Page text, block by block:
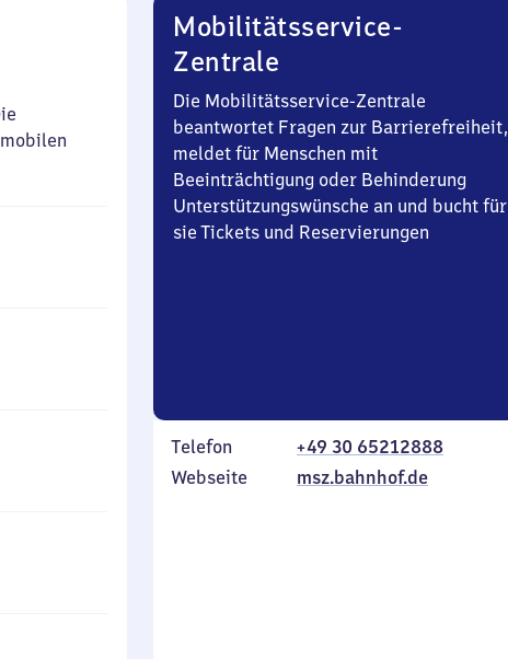
Mobilitätsservice-
Zentrale
Die Mobilitätsservice-Zentrale
beantwortet Fragen zur Barrierefreiheit,
meldet für Menschen mit
Beeinträchtigung oder Behinderung
Unterstützungswünsche an und bucht für
sie Tickets und Reservierungen
Telefon
+49 30 65212888
Webseite
msz.bahnhof.de